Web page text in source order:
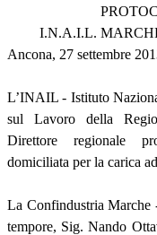
I.N.A.I.L.
Ancona, 27 settembre
L’INAIL - Istituto
sul Lavoro della
Direttore regionale
domiciliata per la carica
La Confindustria Marche
tempore, Sig. Nando